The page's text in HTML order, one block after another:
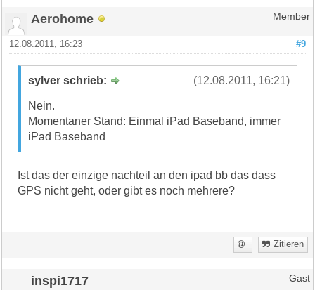
Aerohome Member
#9
12.08.2011, 16:23
(12.08.2011, 16:21)
sylver schrieb:
Nein.
Momentaner Stand: Einmal iPad Baseband, immer
iPad Baseband
Ist das der einzige nachteil an den ipad bb das dass
GPS nicht geht, oder gibt es noch mehrere?
Zitieren
inspi1717 Gast